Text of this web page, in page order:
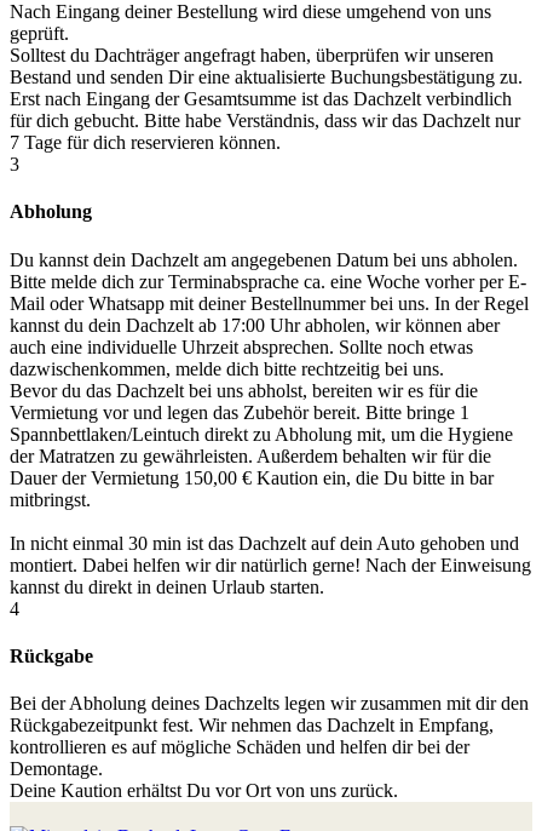
Nach Eingang deiner Bestellung wird diese umgehend von uns
geprüft.
Solltest du Dachträger angefragt haben, überprüfen wir unseren
Bestand und senden Dir eine aktualisierte Buchungsbestätigung zu.
Erst nach Eingang der Gesamtsumme ist das Dachzelt verbindlich
für dich gebucht. Bitte habe Verständnis, dass wir das Dachzelt nur
7 Tage für dich reservieren können.
3
Abholung
Du kannst dein Dachzelt am angegebenen Datum bei uns abholen.
Bitte melde dich zur Terminabsprache ca. eine Woche vorher per E-
Mail oder Whatsapp mit deiner Bestellnummer bei uns. In der Regel
kannst du dein Dachzelt ab 17:00 Uhr abholen, wir können aber
auch eine individuelle Uhrzeit absprechen. Sollte noch etwas
dazwischenkommen, melde dich bitte rechtzeitig bei uns.
Bevor du das Dachzelt bei uns abholst, bereiten wir es für die
Vermietung vor und legen das Zubehör bereit. Bitte bringe 1
Spannbettlaken/Leintuch direkt zu Abholung mit, um die Hygiene
der Matratzen zu gewährleisten. Außerdem behalten wir für die
Dauer der Vermietung 150,00 € Kaution ein, die Du bitte in bar
mitbringst.
In nicht einmal 30 min ist das Dachzelt auf dein Auto gehoben und
montiert. Dabei helfen wir dir natürlich gerne! Nach der Einweisung
kannst du direkt in deinen Urlaub starten.
4
Rückgabe
Bei der Abholung deines Dachzelts legen wir zusammen mit dir den
Rückgabezeitpunkt fest. Wir nehmen das Dachzelt in Empfang,
kontrollieren es auf mögliche Schäden und helfen dir bei der
Demontage.
Deine Kaution erhältst Du vor Ort von uns zurück.